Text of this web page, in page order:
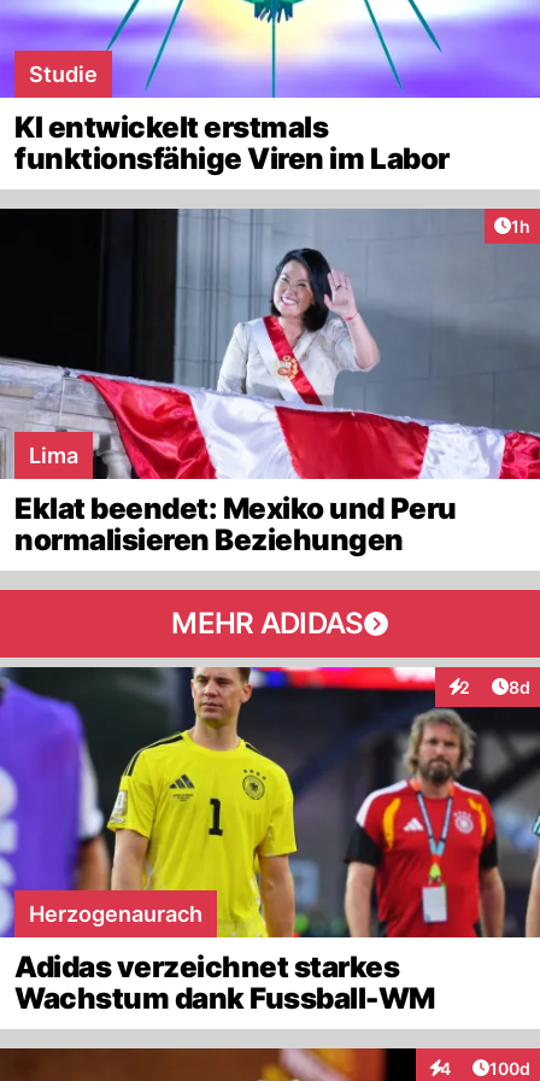
Studie
KI entwickelt erstmals
funktionsfähige Viren im Labor
1h
Lima
Eklat beendet: Mexiko und Peru
normalisieren Beziehungen
MEHR ADIDAS
2 8d
Herzogenaurach
Adidas verzeichnet starkes
Wachstum dank Fussball-WM
4
Interaktionen
100d